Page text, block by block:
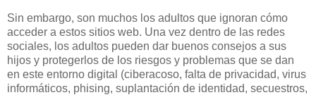
Sin embargo, son muchos los adultos que ignoran cómo
acceder a estos sitios web. Una vez dentro de las redes
sociales, los adultos pueden dar buenos consejos a sus
hijos y protegerlos de los riesgos y problemas que se dan
en este entorno digital (ciberacoso, falta de privacidad, virus
informáticos, phising, suplantación de identidad, secuestros,